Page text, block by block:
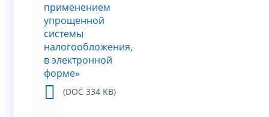
применением
упрощенной
системы
налогообложения,
в электронной
форме»
(DOC 334 KB)